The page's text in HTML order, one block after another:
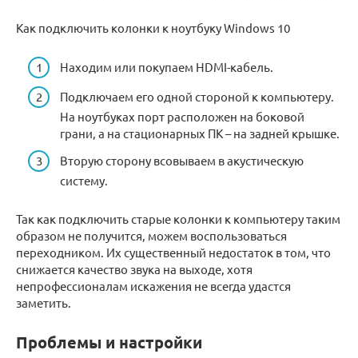
Как подключить колонки к ноутбуку Windows 10
Находим или покупаем HDMI-кабель.
Подключаем его одной стороной к компьютеру.
На ноутбуках порт расположен на боковой
грани, а на стационарных ПК – на задней крышке.
Вторую сторону всовываем в акустическую
систему.
Так как подключить старые колонки к компьютеру таким
образом не получится, можем воспользоваться
переходником. Их существенный недостаток в том, что
снижается качество звука на выходе, хотя
непрофессионалам искажения не всегда удастся
заметить.
Проблемы и настройки